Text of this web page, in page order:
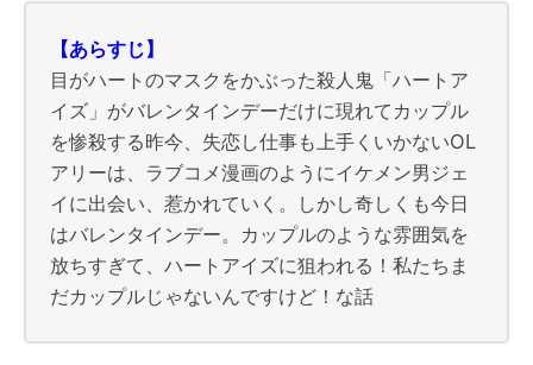
【あらすじ】
目がハートのマスクをかぶった殺人鬼「ハートア
イズ」がバレンタインデーだけに現れてカップル
を惨殺する昨今、失恋し仕事も上手くいかないOL
アリーは、ラブコメ漫画のようにイケメン男ジェ
イに出会い、惹かれていく。しかし奇しくも今日
はバレンタインデー。カップルのような雰囲気を
放ちすぎて、ハートアイズに狙われる！私たちま
だカップルじゃないんですけど！な話